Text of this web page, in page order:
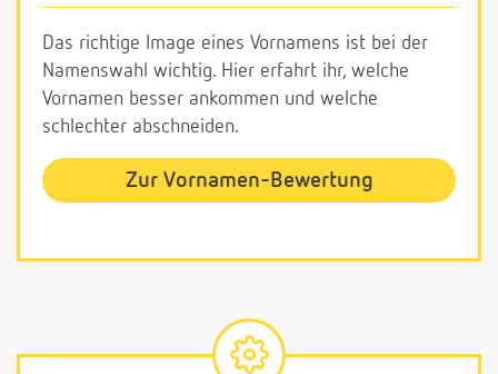
Das richtige Image eines Vornamens ist bei der
Namenswahl wichtig. Hier erfahrt ihr, welche
Vornamen besser ankommen und welche
schlechter abschneiden.
Zur Vornamen-Bewertung